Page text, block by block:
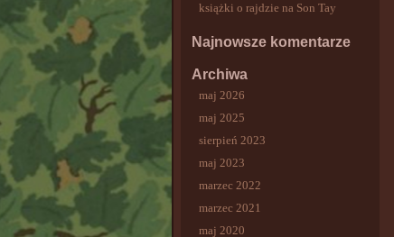
książki o rajdzie na Son Tay
Najnowsze komentarze
Archiwa
maj 2026
maj 2025
sierpień 2023
maj 2023
marzec 2022
marzec 2021
maj 2020